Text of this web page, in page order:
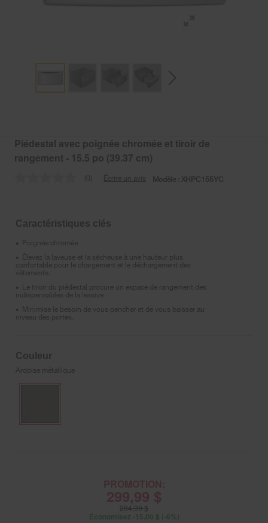
Piédestal avec poignée chromée et tiroir de
rangement - 15.5 po (39.37 cm)
Aucune
produit.
Lien
même
page.
(0) Écrire un avis Modèle : XHPC155YC
Caractéristiques clés
• Poignée chromée
•
Élevez la laveuse et la sécheuse à une hauteur plus
confortable pour le chargement et le déchargement des
vêtements.
•
Le tiroir du piédestal procure un espace de rangement des
indispensables de la lessive
•
Minimise le besoin de vous pencher et de vous baisser au
niveau des portes.
Couleur
Ardoise métallique
PROMOTION:
299,99 $
284,99 $
Économisez -15,00 $ (-6%)